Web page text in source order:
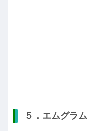
５．エムグラム